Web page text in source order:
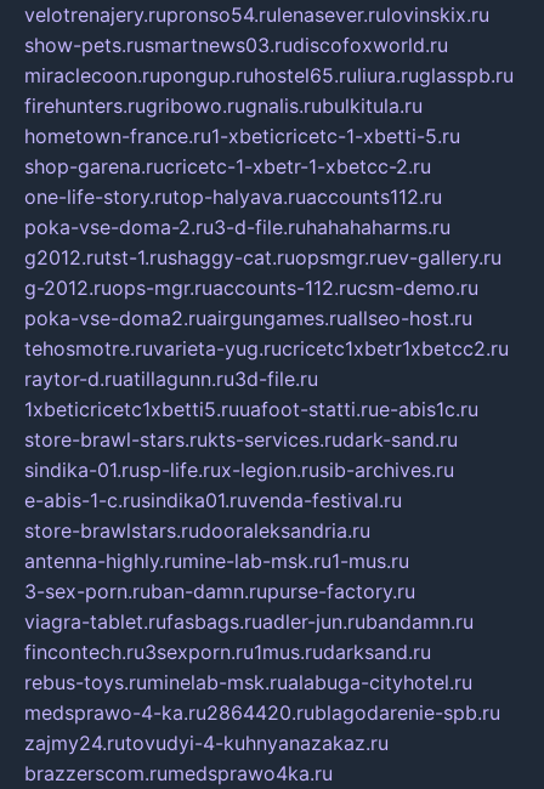
velotrenajery.rupronso54.rulenasever.rulovinskix.ru
show-pets.rusmartnews03.rudiscofoxworld.ru
miraclecoon.rupongup.ruhostel65.ruliura.ruglasspb.ru
firehunters.rugribowo.rugnalis.rubulkitula.ru
hometown-france.ru1-xbeticricetc-1-xbetti-5.ru
shop-garena.rucricetc-1-xbetr-1-xbetcc-2.ru
one-life-story.rutop-halyava.ruaccounts112.ru
poka-vse-doma-2.ru3-d-file.ruhahahaharms.ru
g2012.rutst-1.rushaggy-cat.ruopsmgr.ruev-gallery.ru
g-2012.ruops-mgr.ruaccounts-112.rucsm-demo.ru
poka-vse-doma2.ruairgungames.ruallseo-host.ru
tehosmotre.ruvarieta-yug.rucricetc1xbetr1xbetcc2.ru
raytor-d.ruatillagunn.ru3d-file.ru
1xbeticricetc1xbetti5.ruuafoot-statti.rue-abis1c.ru
store-brawl-stars.rukts-services.rudark-sand.ru
sindika-01.rusp-life.rux-legion.rusib-archives.ru
e-abis-1-c.rusindika01.ruvenda-festival.ru
store-brawlstars.rudooraleksandria.ru
antenna-highly.rumine-lab-msk.ru1-mus.ru
3-sex-porn.ruban-damn.rupurse-factory.ru
viagra-tablet.rufasbags.ruadler-jun.rubandamn.ru
fincontech.ru3sexporn.ru1mus.rudarksand.ru
rebus-toys.ruminelab-msk.rualabuga-cityhotel.ru
medsprawo-4-ka.ru2864420.rublagodarenie-spb.ru
zajmy24.rutovudyi-4-kuhnyanazakaz.ru
brazzerscom.rumedsprawo4ka.ru